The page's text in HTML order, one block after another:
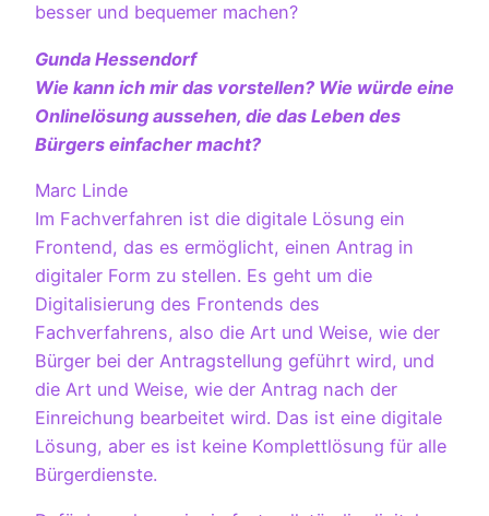
besser und bequemer machen?
Gunda Hessendorf
Wie kann ich mir das vorstellen? Wie würde eine
Onlinelösung aussehen, die das Leben des
Bürgers einfacher macht?
Marc Linde
Im Fachverfahren ist die digitale Lösung ein
Frontend, das es ermöglicht, einen Antrag in
digitaler Form zu stellen. Es geht um die
Digitalisierung des Frontends des
Fachverfahrens, also die Art und Weise, wie der
Bürger bei der Antragstellung geführt wird, und
die Art und Weise, wie der Antrag nach der
Einreichung bearbeitet wird. Das ist eine digitale
Lösung, aber es ist keine Komplettlösung für alle
Bürgerdienste.